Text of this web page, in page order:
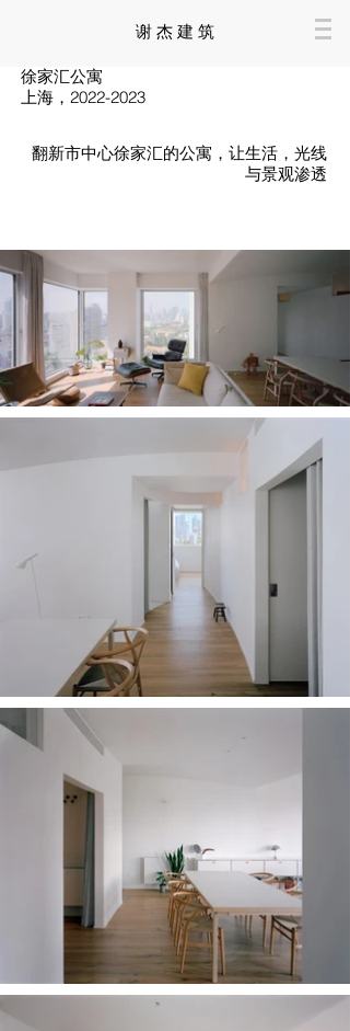
谢 杰 建 筑
徐家汇公寓
上海，2022-2023
翻新市中心徐家汇的公寓，让生活，光线
与景观渗透